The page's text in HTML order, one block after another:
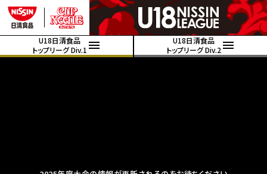
U18日清食品
トップリーグ Div.1
U18日清食品
トップリーグ Div.2